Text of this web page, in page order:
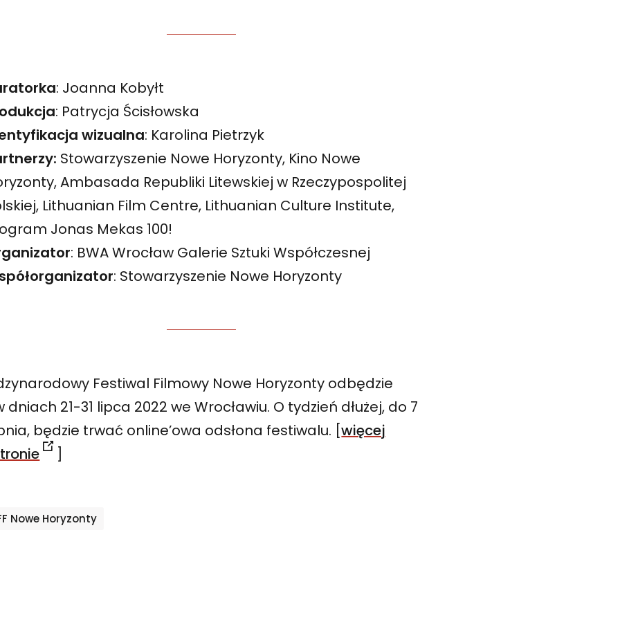
: Joanna Kobyłt
: Patrycja Ścisłowska
wizualna: Karolina Pietrzyk
Stowarzyszenie Nowe Horyzonty, Kino Nowe
Ambasada Republiki Litewskiej w Rzeczypospolitej
Lithuanian Film Centre, Lithuanian Culture Institute,
Jonas Mekas 100!
: BWA Wrocław Galerie Sztuki Współczesnej
: Stowarzyszenie Nowe Horyzonty
Festiwal Filmowy Nowe Horyzonty odbędzie
dniach 21-31 lipca 2022 we Wrocławiu. O tydzień dłużej, do 7
będzie trwać online’owa odsłona festiwalu. [więcej
]
Nowe Horyzonty